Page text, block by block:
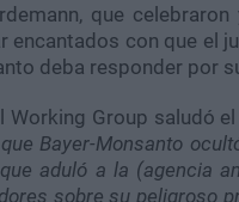
que
encantados con que el
deba responder por
Working Group saludó
Bayer-Monsanto
aduló a la (agencia
sobre su peligroso